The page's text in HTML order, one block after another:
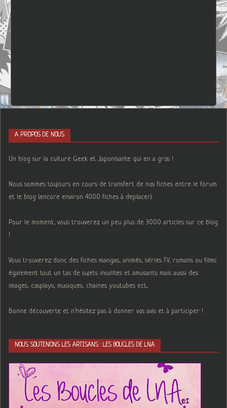
A PROPOS DE NOUS
Un blog sur la culture Geek et Japonisante qui en a gros !
Nous sommes toujours en cours de transfert de nos fiches entre le forum
et le blog (encore environ 4000 fiches à deplacer).
Pour le moment, vous trouverez un peu plus de 3000 articles sur ce blog
!
Vous trouverez donc des fiches mangas, animés, séries TV, romans ou films
également tout un tas de sujets insolites et amusants mais aussi des
images, cosplays, musiques, chaines youtubes ect...
Bonne découverte et n'hésitez pas à donner vos avis et à participer !
NOUS SOUTENONS LES ARTISANS : LES BOUCLES DE LNA